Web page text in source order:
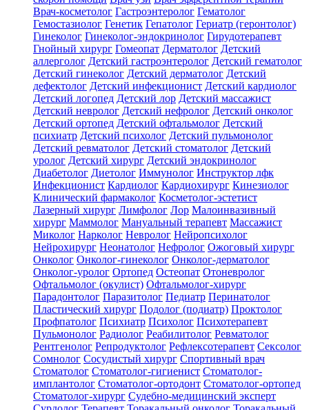
Врач-косметолог Гастроэнтеролог Гематолог
Гемостазиолог Генетик Гепатолог Гериатр (геронтолог)
Гинеколог Гинеколог-эндокринолог Гирудотерапевт
Гнойный хирург Гомеопат Дерматолог Детский
аллерголог Детский гастроэнтеролог Детский гематолог
Детский гинеколог Детский дерматолог Детский
дефектолог Детский инфекционист Детский кардиолог
Детский логопед Детский лор Детский массажист
Детский невролог Детский нефролог Детский онколог
Детский ортопед Детский офтальмолог Детский
психиатр Детский психолог Детский пульмонолог
Детский ревматолог Детский стоматолог Детский
уролог Детский хирург Детский эндокринолог
Диабетолог Диетолог Иммунолог Инструктор лфк
Инфекционист Кардиолог Кардиохирург Кинезиолог
Клинический фармаколог Косметолог-эстетист
Лазерный хирург Лимфолог Лор Малоинвазивный
хирург Маммолог Мануальный терапевт Массажист
Миколог Нарколог Невролог Нейропсихолог
Нейрохирург Неонатолог Нефролог Ожоговый хирург
Онколог Онколог-гинеколог Онколог-дерматолог
Онколог-уролог Ортопед Остеопат Отоневролог
Офтальмолог (окулист) Офтальмолог-хирург
Парадонтолог Паразитолог Педиатр Перинатолог
Пластический хирург Подолог (подиатр) Проктолог
Профпатолог Психиатр Психолог Психотерапевт
Пульмонолог Радиолог Реабилитолог Ревматолог
Рентгенолог Репродуктолог Рефлексотерапевт Сексолог
Сомнолог Сосудистый хирург Спортивный врач
Стоматолог Стоматолог-гигиенист Стоматолог-
имплантолог Стоматолог-ортодонт Стоматолог-ортопед
Стоматолог-хирург Судебно-медицинский эксперт